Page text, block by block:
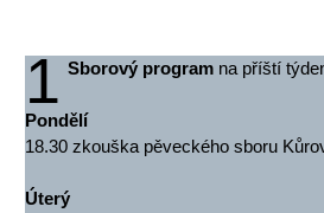
1 Sborový programna příští
Pondělí
18.30 zkouška pěveckého sboru
Úterý